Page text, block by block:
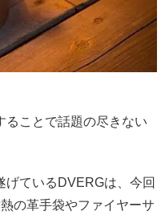
ることで話題の尽きない
げているDVERGは、今回
の革手袋やファイヤーサ